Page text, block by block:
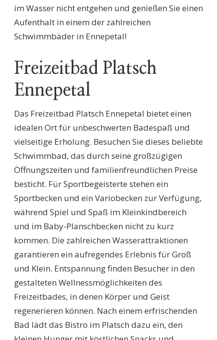
im Wasser nicht entgehen und genießen Sie einen
Aufenthalt in einem der zahlreichen
Schwimmbäder in Ennepetal!
Freizeitbad Platsch
Ennepetal
Das Freizeitbad Platsch Ennepetal bietet einen
idealen Ort für unbeschwerten Badespaß und
vielseitige Erholung. Besuchen Sie dieses beliebte
Schwimmbad, das durch seine großzügigen
Öffnungszeiten und familienfreundlichen Preise
besticht. Für Sportbegeisterte stehen ein
Sportbecken und ein Variobecken zur Verfügung,
während Spiel und Spaß im Kleinkindbereich
und im Baby-Planschbecken nicht zu kurz
kommen. Die zahlreichen Wasserattraktionen
garantieren ein aufregendes Erlebnis für Groß
und Klein. Entspannung finden Besucher in den
gestalteten Wellnessmöglichkeiten des
Freizeitbades, in denen Körper und Geist
regenerieren können. Nach einem erfrischenden
Bad lädt das Bistro im Platsch dazu ein, den